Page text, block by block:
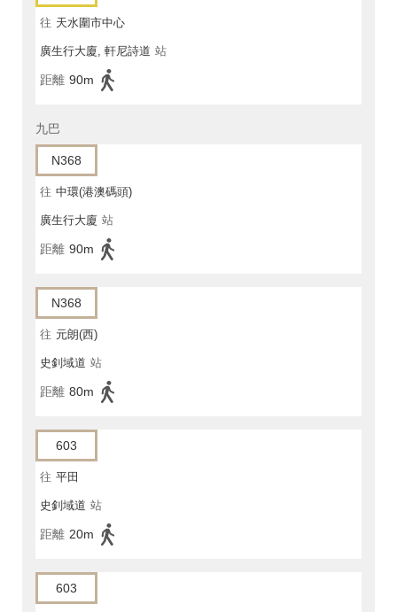
往 天水圍市中心
廣生行大廈, 軒尼詩道 站
距離 90m
九巴
N368
往 中環(港澳碼頭)
廣生行大廈 站
距離 90m
N368
往 元朗(西)
史釗域道 站
距離 80m
603
往 平田
史釗域道 站
距離 20m
603